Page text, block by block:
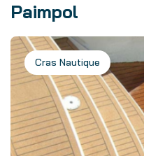
Paimpol
Cras Nautique